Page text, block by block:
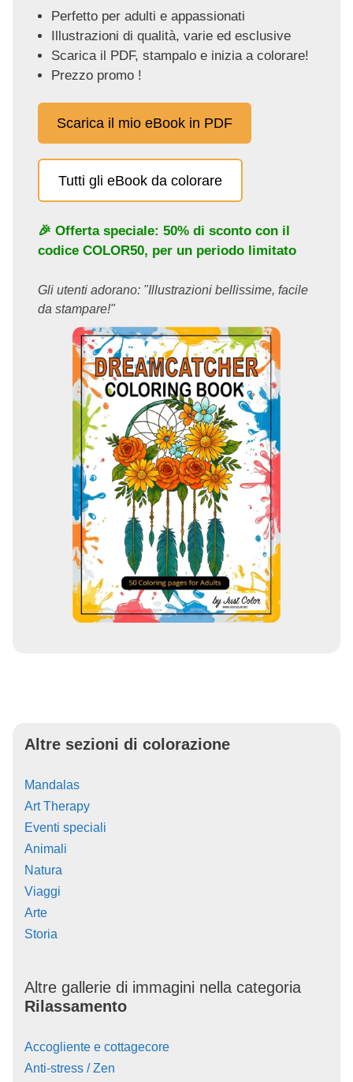
Perfetto per adulti e appassionati
Illustrazioni di qualità, varie ed esclusive
Scarica il PDF, stampalo e inizia a colorare!
Prezzo promo !
Scarica il mio eBook in PDF
Tutti gli eBook da colorare
🎉 Offerta speciale: 50% di sconto con il
codice COLOR50, per un periodo limitato
Gli utenti adorano: "Illustrazioni bellissime, facile
da stampare!"
Altre sezioni di colorazione
Mandalas
Art Therapy
Eventi speciali
Animali
Natura
Viaggi
Arte
Storia
Altre gallerie di immagini nella categoria
Rilassamento
Accogliente e cottagecore
Anti-stress / Zen